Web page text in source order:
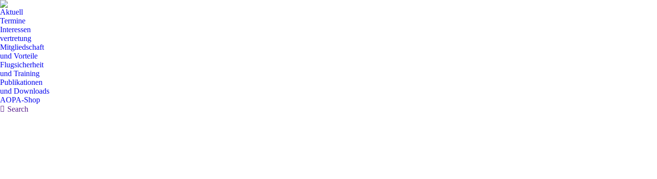
Aktuell
Termine
Interessen
vertretung
Mitgliedschaft
und Vorteile
Flugsicherheit
und Training
Publikationen
und Downloads
AOPA-Shop
Search:
Search